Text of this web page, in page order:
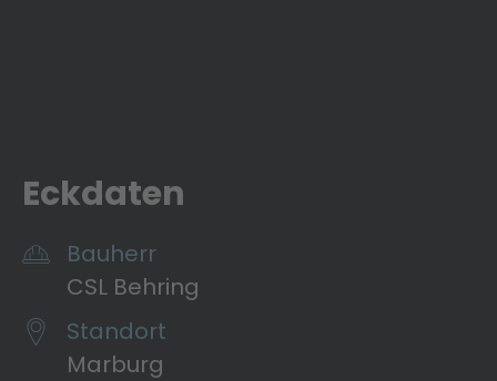
Eckdaten
Bauherr
CSL Behring
Standort
Marburg